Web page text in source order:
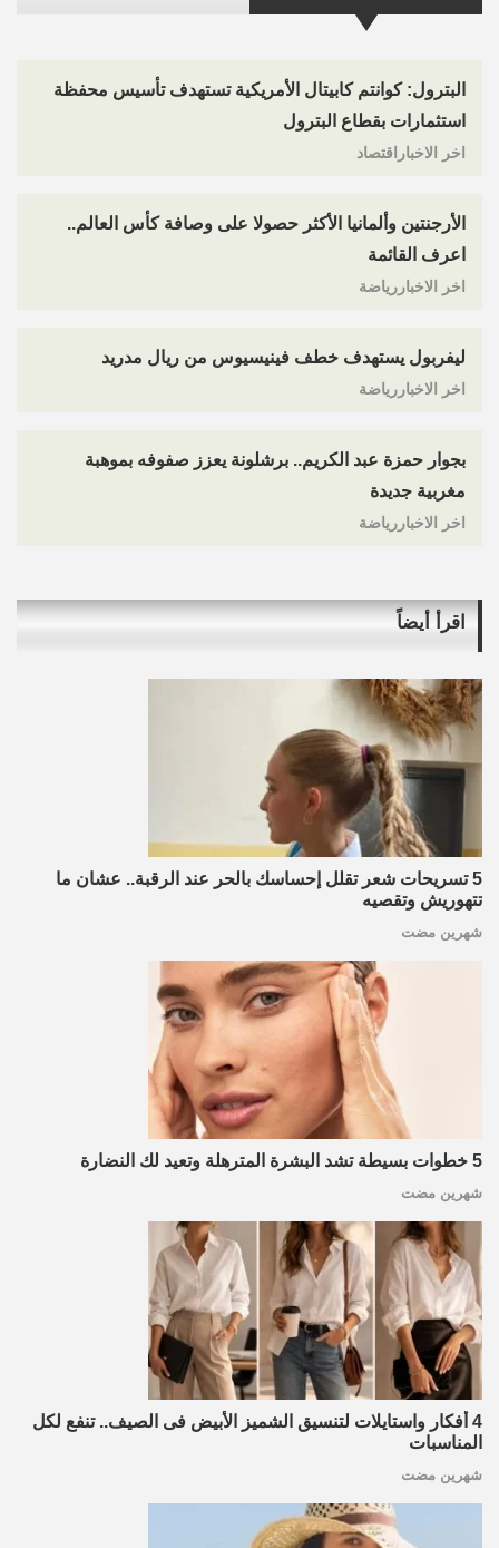
البترول: كوانتم كابيتال الأمريكية تستهدف تأسيس محفظة
استثمارات بقطاع البترول
اخر الاخباراقتصاد
الأرجنتين وألمانيا الأكثر حصولا على وصافة كأس العالم..
اعرف القائمة
اخر الاخباررياضة
ليفربول يستهدف خطف فينيسيوس من ريال مدريد
اخر الاخباررياضة
بجوار حمزة عبد الكريم.. برشلونة يعزز صفوفه بموهبة
مغربية جديدة
اخر الاخباررياضة
اقرأ أيضاً
5 تسريحات شعر تقلل إحساسك بالحر عند الرقبة.. عشان ما
تتهوريش وتقصيه
شهرين مضت
5 خطوات بسيطة تشد البشرة المترهلة وتعيد لك النضارة
شهرين مضت
4 أفكار واستايلات لتنسيق الشميز الأبيض فى الصيف.. تنفع لكل
المناسبات
شهرين مضت